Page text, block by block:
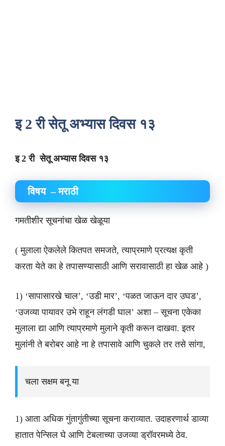
इ 2 री सेतू अभ्यास दिवस १३
इ 2 री सेतू अभ्यास दिवस १३
विषय – मराठी
गमतीशीर सूचनांचा खेळ खेळूया
( मुलाला ऐकलेले कितपत समजते, त्याप्रमाणे प्रत्यक्ष कृती
करता येते का हे तपासण्यासाठी आणि सरावासाठी हा खेळ आहे )
1) ‘सापासारखे चाल’, ‘उडी मार’, ‘पळत जाऊन दार उघड’,
‘उजव्या पायावर उभे राहून लंगडी घाल’ अशा – सूचना एकेका
मुलाला द्या आणि त्याप्रमाणे मुलाने कृती करून दाखवा. इतर
मुलांनी ते बरोबर आहे ना हे तपासावे आणि चुकले तर तसे सांगा,
चला सक्षम बनू या
1) आता अधिक गुंतागुंतीच्या सूचना कराव्यात. उदाहरणार्थ डाव्या
हातात पेन्सिल घे आणि टेबलाच्या उजव्या ड्रॉवरमध्ये ठेव.